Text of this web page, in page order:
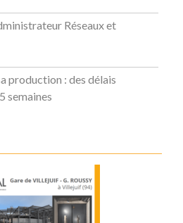
Réseaux et
production : des délais
semaines